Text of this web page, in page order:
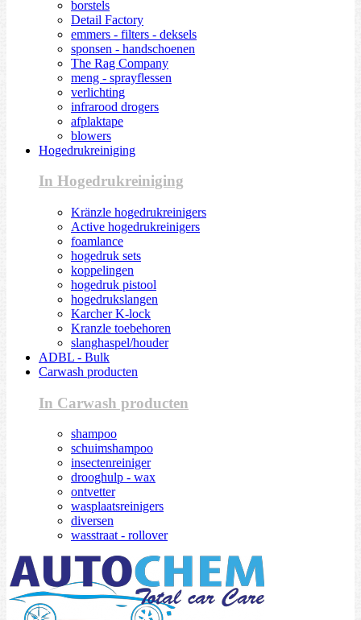
borstels
Detail Factory
emmers - filters - deksels
sponsen - handschoenen
The Rag Company
meng - sprayflessen
verlichting
infrarood drogers
afplaktape
blowers
Hogedrukreiniging
In Hogedrukreiniging
Kränzle hogedrukreinigers
Active hogedrukreinigers
foamlance
hogedruk sets
koppelingen
hogedruk pistool
hogedrukslangen
Karcher K-lock
Kranzle toebehoren
slanghaspel/houder
ADBL - Bulk
Carwash producten
In Carwash producten
shampoo
schuimshampoo
insectenreiniger
drooghulp - wax
ontvetter
wasplaatsreinigers
diversen
wasstraat - rollover